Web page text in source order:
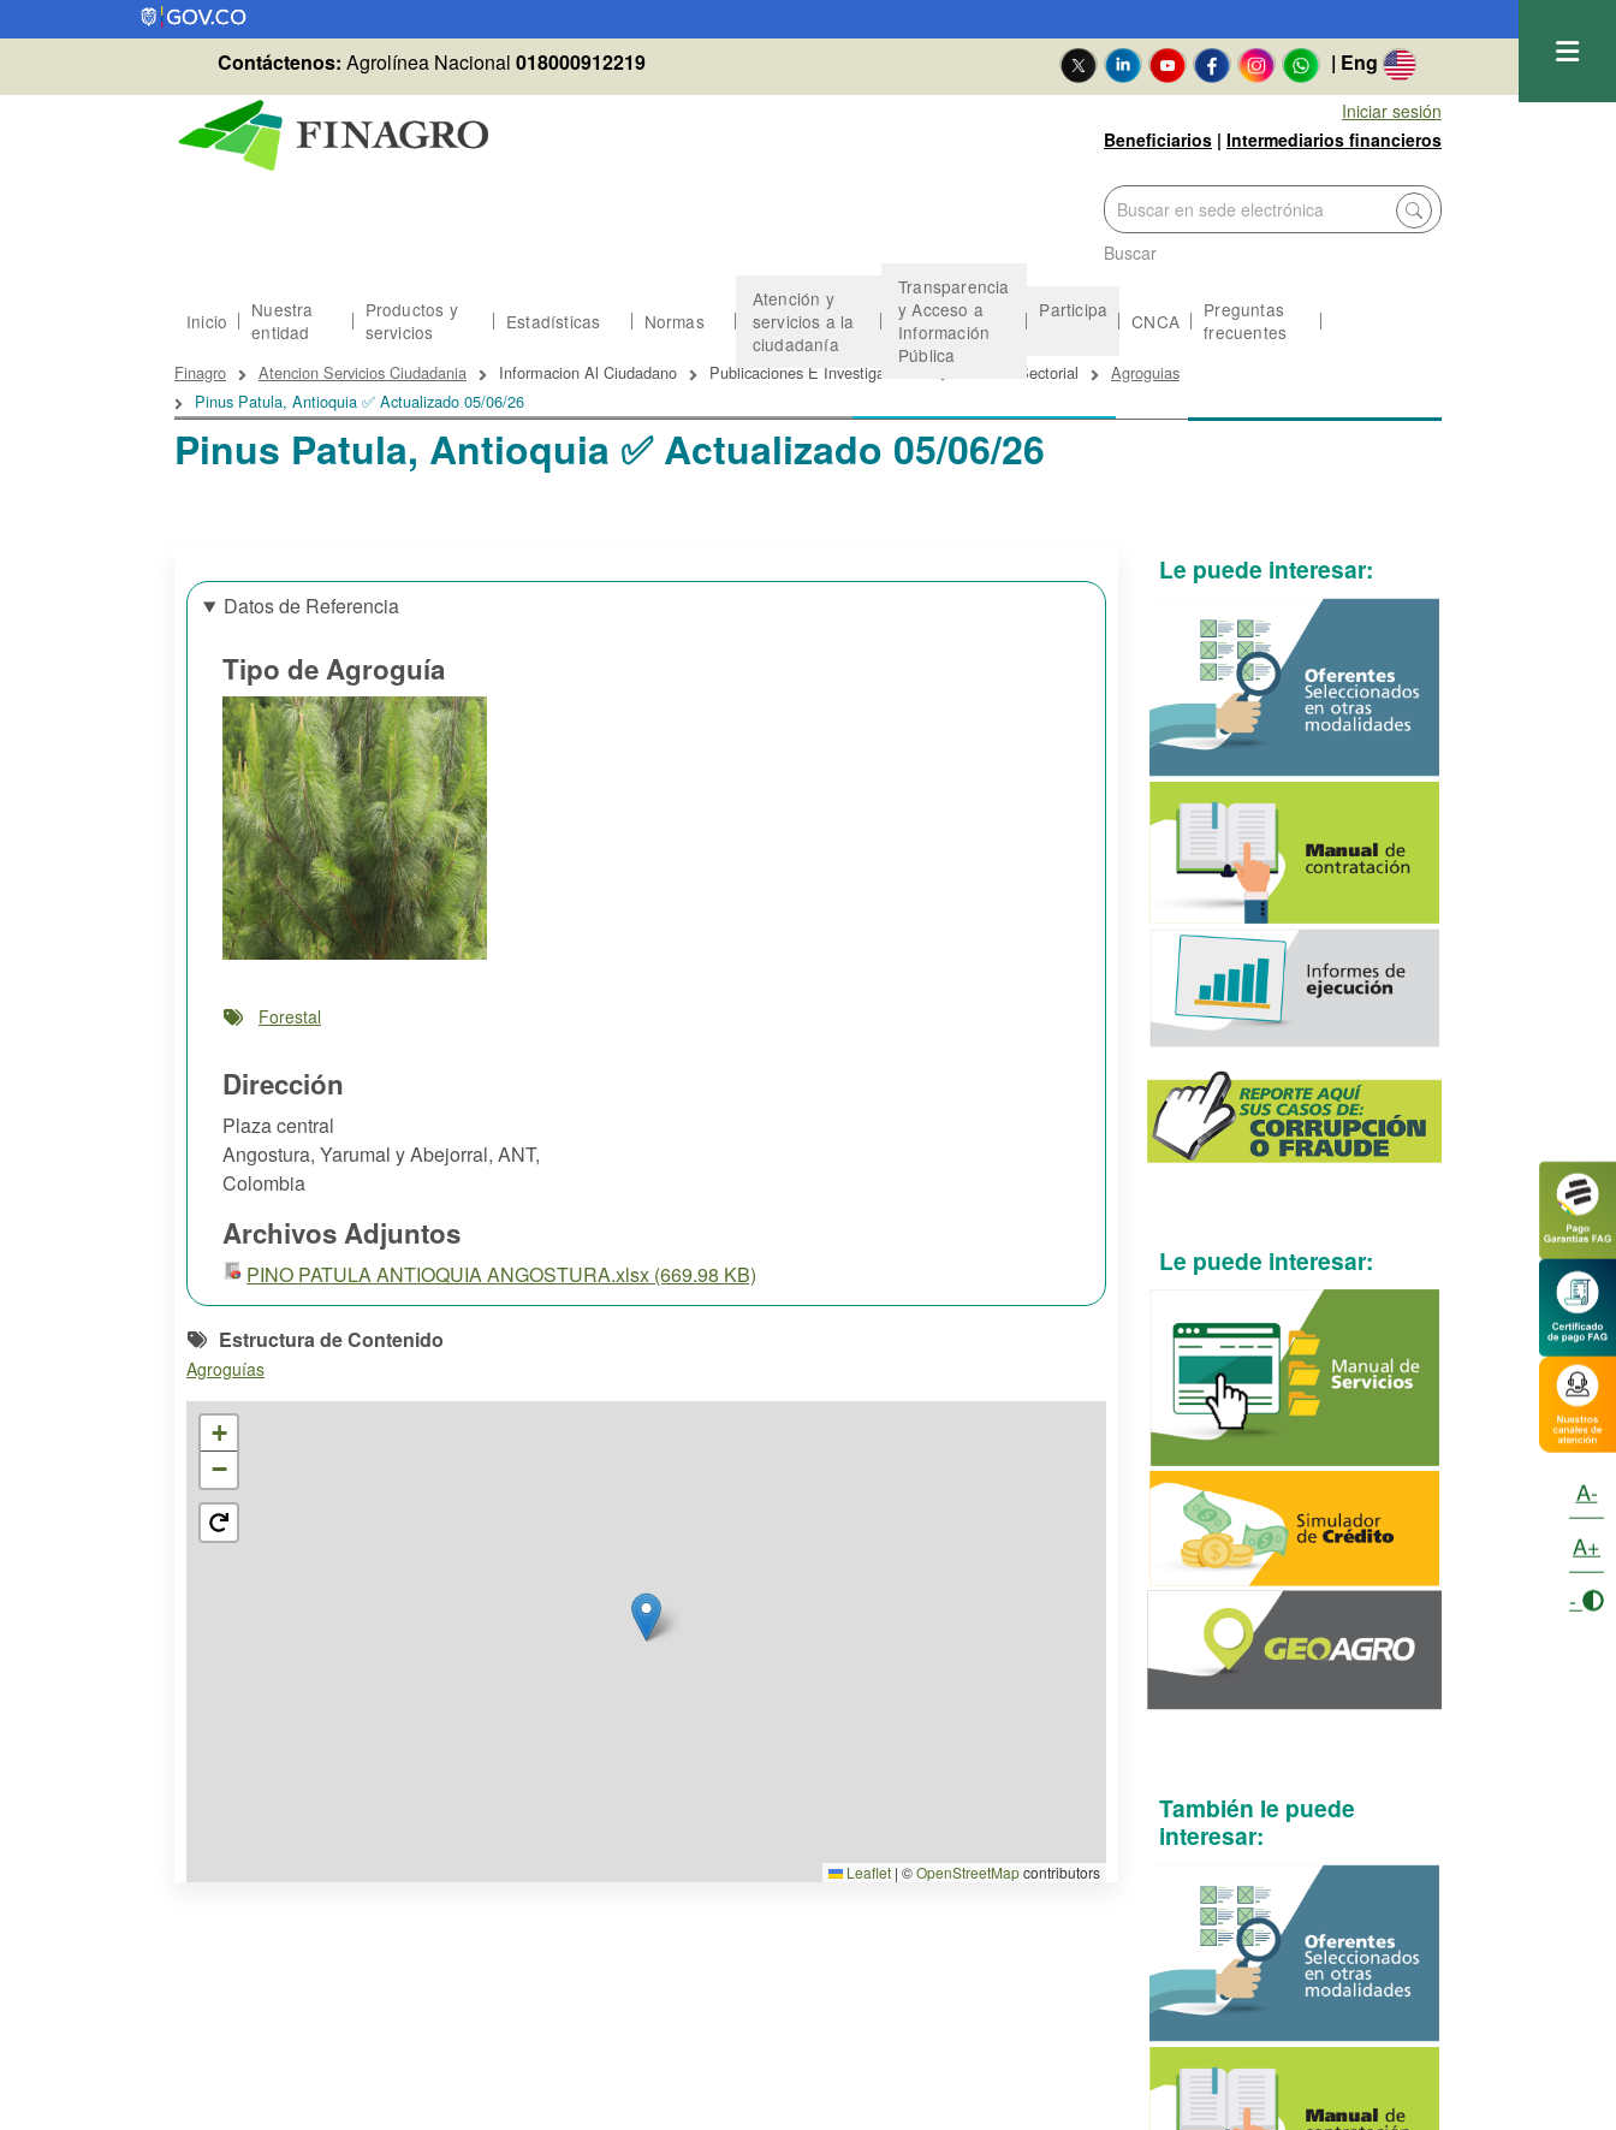
Pasar al contenido principal
Contáctenos: Agrolínea Nacional 018000912219 | Eng
Iniciar sesión
Beneficiarios | Intermediarios financieros
Buscar
Inicio
Nuestra
entidad
Productos y
servicios
Estadísticas Normas
Atención y
servicios a la
ciudadanía
Transparencia
y Acceso a
Información
Pública
Participa CNCA
Preguntas
frecuentes
Pinus Patula, Antioquia ✅ Actualizado 05/06/26
Sobrescribir enlaces de ayuda a la navegación
Finagro Atencion Servicios Ciudadania Informacion Al Ciudadano Publicaciones E Investigaciones Analisis Sectorial
Agroguias
Pinus Patula, Antioquia ✅ Actualizado 05/06/26
Datos de Referencia
Tipo de Agroguía
Forestal
Dirección
Plaza central
Angostura, Yarumal y Abejorral, ANT,
Colombia
Archivos Adjuntos
PINO PATULA ANTIOQUIA ANGOSTURA.xlsx (669.98 KB)
Estructura de Contenido
Agroguías
+
−
Leaflet | ©OpenStreetMapcontributors
Le puede interesar:
Le puede interesar:
También le puede
interesar:
A-
A+
-